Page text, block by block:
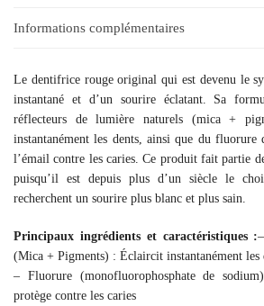
Informations complémentaires
Le dentifrice rouge original qui est devenu le
instantané et d’un sourire éclatant. Sa
réflecteurs de lumière naturels (mica +
instantanément les dents, ainsi que du fluorure
l’émail contre les caries. Ce produit fait partie
puisqu’il est depuis plus d’un siècle le
recherchent un sourire plus blanc et plus sain.
Principaux ingrédients et caractéristiques :
(Mica + Pigments) : Éclaircit instantanément les
– Fluorure (monofluorophosphate de
protège contre les caries